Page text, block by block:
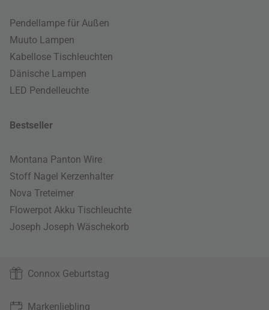
Pendellampe für Außen
Muuto Lampen
Kabellose Tischleuchten
Dänische Lampen
LED Pendelleuchte
Bestseller
Montana Panton Wire
Stoff Nagel Kerzenhalter
Nova Treteimer
Flowerpot Akku Tischleuchte
Joseph Joseph Wäschekorb
Connox Geburtstag
Markenliebling